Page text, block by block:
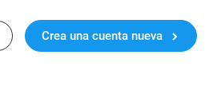
Crea una cuenta nueva